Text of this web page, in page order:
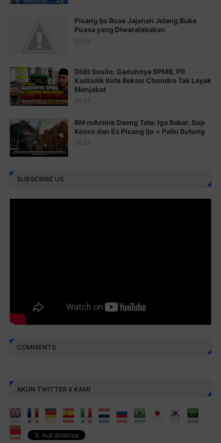
http://j.mp/2bFSq95
http://j.mp/2brI1zc
Juz 22 ⇨http://j.mp/2bFRxNP
Juz 23 ⇨http://j.mp/2brItxm
Juz 25 ⇨http://j.mp/2brImlf
Juz 26 ⇨http://j.mp/2bFRHF2
Pisang Ijo Rose Jajanan Jelang Buka
Puasa yang Diwaralabakan
02.52
Didit Susilo: Gaduhnya SPMB, Plt
Kadisdik Kota Bekasi Chondro Tak Layak
Menjabat
09.33
RM mAmink Daeng Tata: Iga Bakar, Sop
Konro dan Es Pisang Ijo + Pallu Butung
05.35
SUBSCRIBE US
COMMENTS
AKUN TWITTER X KAMI